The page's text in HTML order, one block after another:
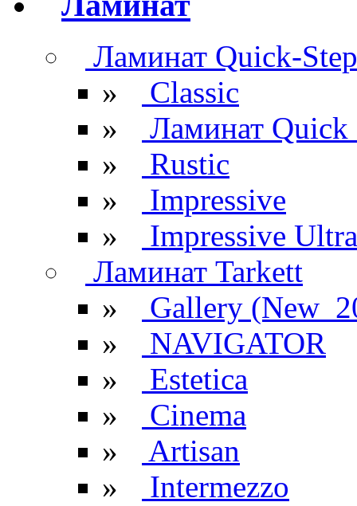
Ламинат Quick-Step
»
Classic
»
Ламинат Quick
»
Rustic
»
Impressive
»
Impressive Ultra
Ламинат Tarkett
»
Gallery
»
NAVIGATOR
»
Estetica
»
Cinema
»
Artisan
»
Intermezzo